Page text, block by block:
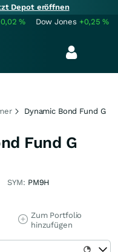
Depot eröffnen
% Dow Jones +0,25%
Dynamic Bond Fund G
Fund G
SYM: PM9H
Zum Portfolio
hinzufügen